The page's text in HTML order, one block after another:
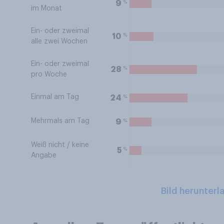
im Monat
9 %
Ein- oder zweimal
alle zwei Wochen
10 %
Ein- oder zweimal
pro Woche
28 %
Einmal am Tag 24 %
Mehrmals am Tag 9 %
Weiß nicht / keine
Angabe
5 %
Bild